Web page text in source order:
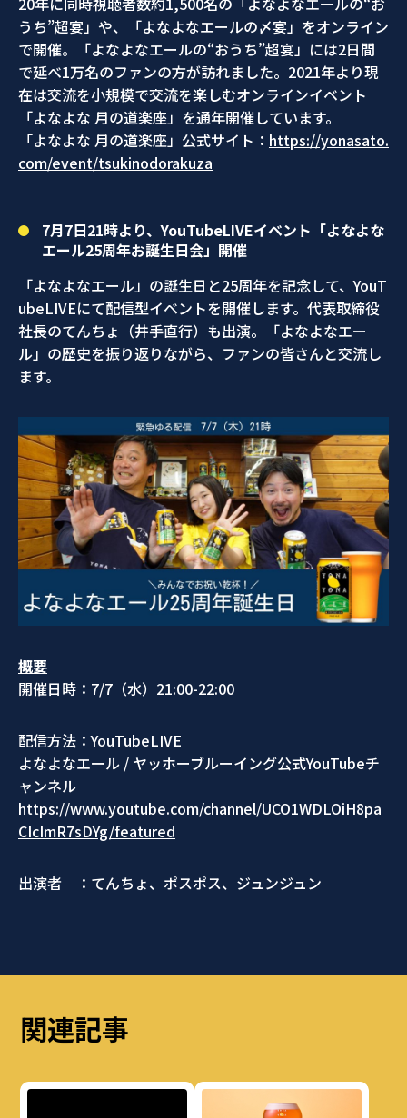
うち”超宴」や、「よなよなエールの〆宴」をオンライン
で開催。「よなよなエールの“おうち”超宴」には2日間
で延べ1万名のファンの方が訪れました。2021年より現
在は交流を小規模で交流を楽しむオンラインイベント
「よなよな 月の道楽座」を通年開催しています。
「よなよな 月の道楽座」公式サイト： https://yonasato.
com/event/tsukinodorakuza
7月7日21時より、YouTubeLIVEイベント「よなよな
エール25周年お誕生日会」開催
「よなよなエール」の誕生日と25周年を記念して、YouT
ubeLIVEにて配信型イベントを開催します。代表取締役
社長のてんちょ（井手直行）も出演。「よなよなエー
ル」の歴史を振り返りながら、ファンの皆さんと交流し
ます。
概要
開催日時：7/7（水）21:00-22:00
配信方法：YouTubeLIVE
よなよなエール / ヤッホーブルーイング公式YouTubeチ
ャンネル
https://www.youtube.com/channel/UCO1WDLOiH8pa
CIcImR7sDYg/featured
出演者 ：てんちょ、ポスポス、ジュンジュン
関連記事